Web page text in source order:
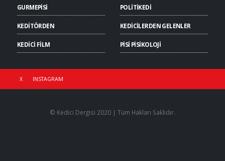
GURMEPİSİ POLİTİKEDİ
KEDİTÖRDEN KEDİCİLERDEN GELENLER
KEDİCİ FİLM PİSİ PİSİKOLOJİ
X INSTAGRAM
© Kedici Dergisi 2020 | Tüm Hakları Saklıdır.